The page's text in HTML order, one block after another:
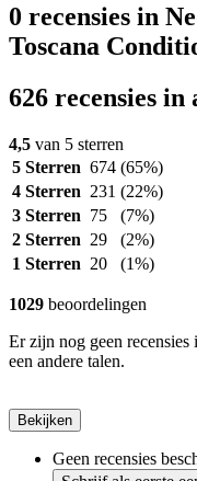
0 recensies in
Toscana
626 recensies in
4,5 van 5 sterren
5 Sterren 674 (65%)
4 Sterren 231 (22%)
3 Sterren 75
(7%)
2 Sterren 29
(2%)
1 Sterren 20 (1%)
1029 beoordelingen
Er zijn nog geen recensies
een andere talen.
Bekijken
Geen recensies